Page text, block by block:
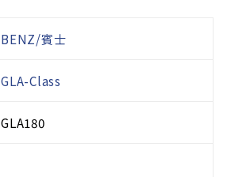
BENZ/賓士
GLA-Class
GLA180